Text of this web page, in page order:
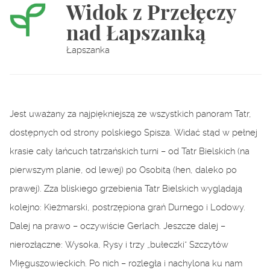
Widok z Przełęczy
nad Łapszanką
Łapszanka
Jest uważany za najpiękniejszą ze wszystkich panoram Tatr,
dostępnych od strony polskiego Spisza. Widać stąd w pełnej
krasie cały łańcuch tatrzańskich turni – od Tatr Bielskich (na
pierwszym planie, od lewej) po Osobitą (hen, daleko po
prawej). Zza bliskiego grzebienia Tatr Bielskich wyglądają
kolejno: Kieżmarski, postrzępiona grań Durnego i Lodowy.
Dalej na prawo – oczywiście Gerlach. Jeszcze dalej –
nierozłączne: Wysoka, Rysy i trzy „bułeczki” Szczytów
Mięguszowieckich. Po nich – rozległa i nachylona ku nam